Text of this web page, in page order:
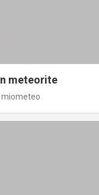
meteorite
miometeo